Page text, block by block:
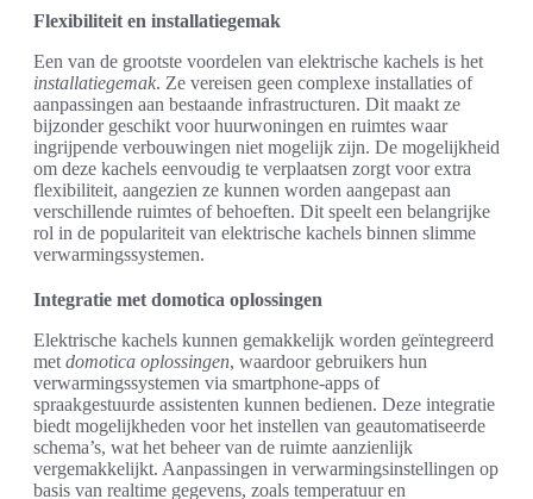
Flexibiliteit en installatiegemak
Een van de grootste voordelen van elektrische kachels is het
installatiegemak. Ze vereisen geen complexe installaties of
aanpassingen aan bestaande infrastructuren. Dit maakt ze
bijzonder geschikt voor huurwoningen en ruimtes waar
ingrijpende verbouwingen niet mogelijk zijn. De mogelijkheid
om deze kachels eenvoudig te verplaatsen zorgt voor extra
flexibiliteit, aangezien ze kunnen worden aangepast aan
verschillende ruimtes of behoeften. Dit speelt een belangrijke
rol in de populariteit van elektrische kachels binnen slimme
verwarmingssystemen.
Integratie met domotica oplossingen
Elektrische kachels kunnen gemakkelijk worden geïntegreerd
met domotica oplossingen, waardoor gebruikers hun
verwarmingssystemen via smartphone-apps of
spraakgestuurde assistenten kunnen bedienen. Deze integratie
biedt mogelijkheden voor het instellen van geautomatiseerde
schema’s, wat het beheer van de ruimte aanzienlijk
vergemakkelijkt. Aanpassingen in verwarmingsinstellingen op
basis van realtime gegevens, zoals temperatuur en